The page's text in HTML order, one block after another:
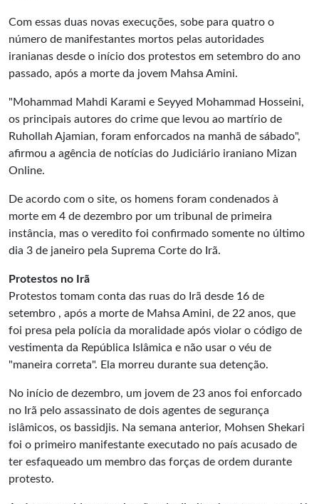
Com essas duas novas execuções, sobe para quatro o
número de manifestantes mortos pelas autoridades
iranianas desde o início dos protestos em setembro do ano
passado, após a morte da jovem Mahsa Amini.
"Mohammad Mahdi Karami e Seyyed Mohammad Hosseini,
os principais autores do crime que levou ao martírio de
Ruhollah Ajamian, foram enforcados na manhã de sábado",
afirmou a agência de notícias do Judiciário iraniano Mizan
Online.
De acordo com o site, os homens foram condenados à
morte em 4 de dezembro por um tribunal de primeira
instância, mas o veredito foi confirmado somente no último
dia 3 de janeiro pela Suprema Corte do Irã.
Protestos no Irã
Protestos tomam conta das ruas do Irã desde 16 de
setembro , após a morte de Mahsa Amini, de 22 anos, que
foi presa pela polícia da moralidade após violar o código de
vestimenta da República Islâmica e não usar o véu de
"maneira correta". Ela morreu durante sua detenção.
No início de dezembro, um jovem de 23 anos foi enforcado
no Irã pelo assassinato de dois agentes de segurança
islâmicos, os bassidjis. Na semana anterior, Mohsen Shekari
foi o primeiro manifestante executado no país acusado de
ter esfaqueado um membro das forças de ordem durante
protesto.